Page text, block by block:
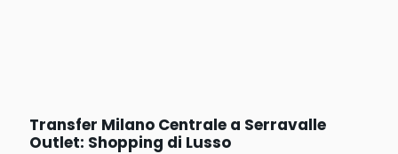
Transfer Milano Centrale a Serravalle
Outlet: Shopping di Lusso